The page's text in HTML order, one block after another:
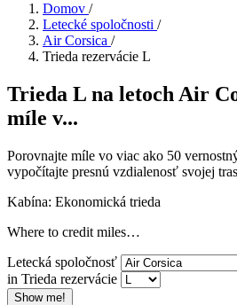
Domov /
Letecké spoločnosti /
Air Corsica /
Trieda rezervácie L
Trieda L na letoch Air
míle v...
Porovnajte míle vo viac ako 50
vypočítajte presnú vzdialenosť svojej
Kabína: Ekonomická trieda
Where to credit miles…
Letecká spoločnosť
in Trieda rezervácie
Show me!